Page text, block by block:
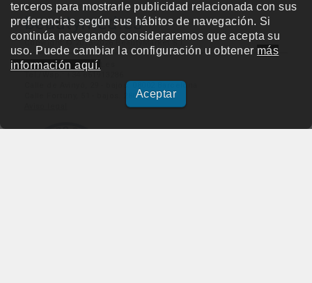
terceros para mostrarle publicidad relacionada con sus
preferencias según sus hábitos de navegación. Si
continúa navegando consideraremos que acepta su
uso. Puede cambiar la configuración u obtener más
información aquí.
Aceptar
beautymed.es
Copyright © 2015-2026 BeautyMarket S.L.
info@beautymarket.es
Calle de Avinyó, 29 - bajos. 08002 Barcelona
Calle Fortuny, 51 - bajos. 28010 Madrid